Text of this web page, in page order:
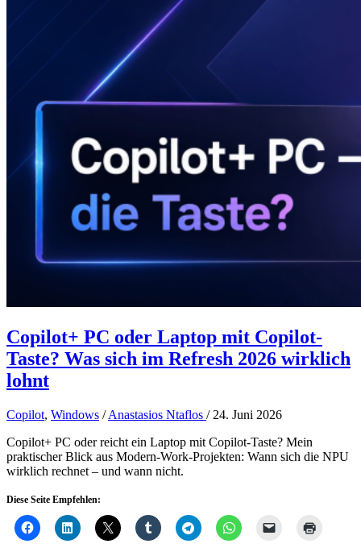
Copilot+ PC oder Laptop mit Copilot-
Taste? Was sich im Refresh 2026 wirklich
lohnt
Copilot, Windows /Anastasios Ntaflos / 24. Juni 2026
Copilot+ PC oder reicht ein Laptop mit Copilot-Taste? Mein
praktischer Blick aus Modern-Work-Projekten: Wann sich die NPU
wirklich rechnet – und wann nicht.
Diese Seite Empfehlen: